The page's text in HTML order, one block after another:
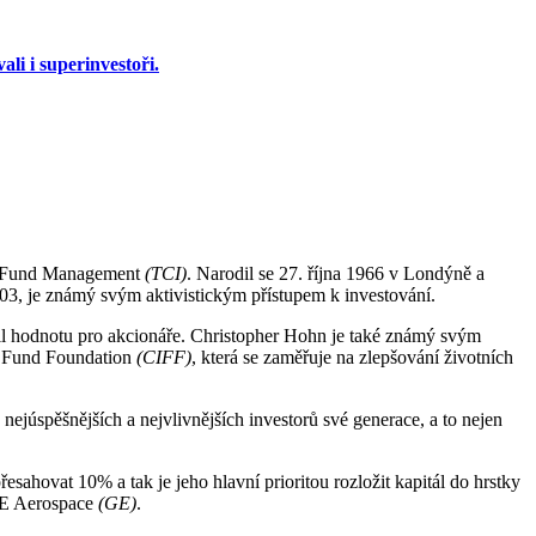
i superinvestoři.
Management (TCI). Narodil se 27. října 1966 v Londýně a
je známý svým aktivistickým přístupem k investování.
pro akcionáře. Christopher Hohn je také známý svým
Foundation (CIFF), která se zaměřuje na zlepšování životních
a nejvlivnějších investorů své generace, a to nejen
10% a tak je jeho hlavní prioritou rozložit kapitál do hrstky
Aerospace (GE).